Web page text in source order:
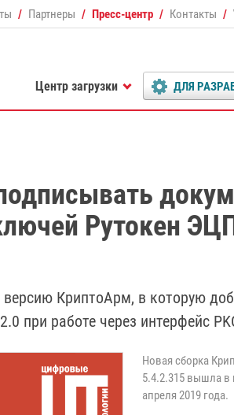
Партнеры Пресс-центр Контакты
Центр загрузки ДЛЯ
Рутокен
КриптоАрм, в которую
при работе через интерфейс
Новая сборка
5.4.2.315 вышла в
апреля 2019 года.